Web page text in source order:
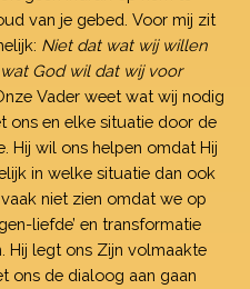
van je gebed. Voor mij zit
Niet dat wat wij willen
God wil dat wij voor
Vader weet wat wij nodig
ons en elke situatie door de
Hij wil ons helpen omdat Hij
in welke situatie dan ook
niet zien omdat we op
liefde’ en transformatie
Hij legt ons Zijn volmaakte
ons de dialoog aan gaan